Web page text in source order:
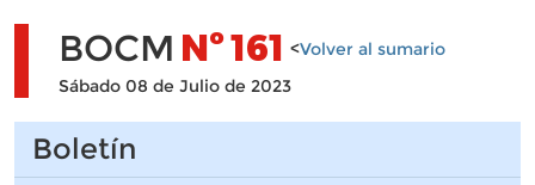
BOCM Nº161 <Volver al sumario
Sábado 08 de Julio de 2023
Boletín